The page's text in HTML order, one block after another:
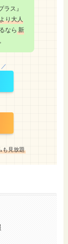
ス』
り大人
なら 新
も見放題